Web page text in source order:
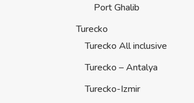
Port Ghalib
Turecko
Turecko All inclusive
Turecko – Antalya
Turecko-Izmir